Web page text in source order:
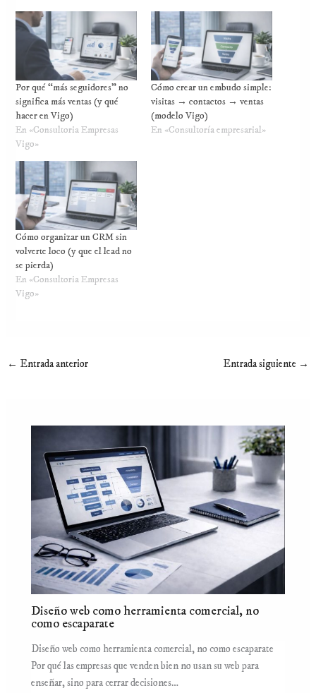
Por qué “más seguidores” no
significa más ventas (y qué
hacer en Vigo)
En «Consultoria Empresas
Vigo»
Cómo crear un embudo simple:
visitas → contactos → ventas
(modelo Vigo)
En «Consultoría empresarial»
Cómo organizar un CRM sin
volverte loco (y que el lead no
se pierda)
En «Consultoria Empresas
Vigo»
← Entrada anterior Entrada siguiente →
Diseño web como herramienta comercial, no
como escaparate
Diseño web como herramienta comercial, no como escaparate
Por qué las empresas que venden bien no usan su web para
enseñar, sino para cerrar decisiones…